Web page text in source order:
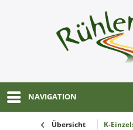
NAVIGATION
Übersicht K-